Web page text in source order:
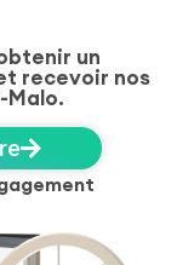
un
recevoir nos
Malo.